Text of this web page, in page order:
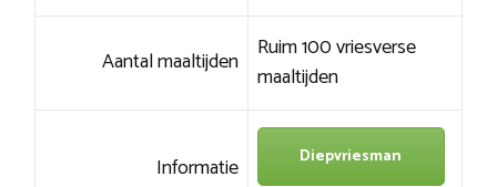
Aantal maaltijden Ruim 100 vriesverse
maaltijden
Informatie Diepvriesman